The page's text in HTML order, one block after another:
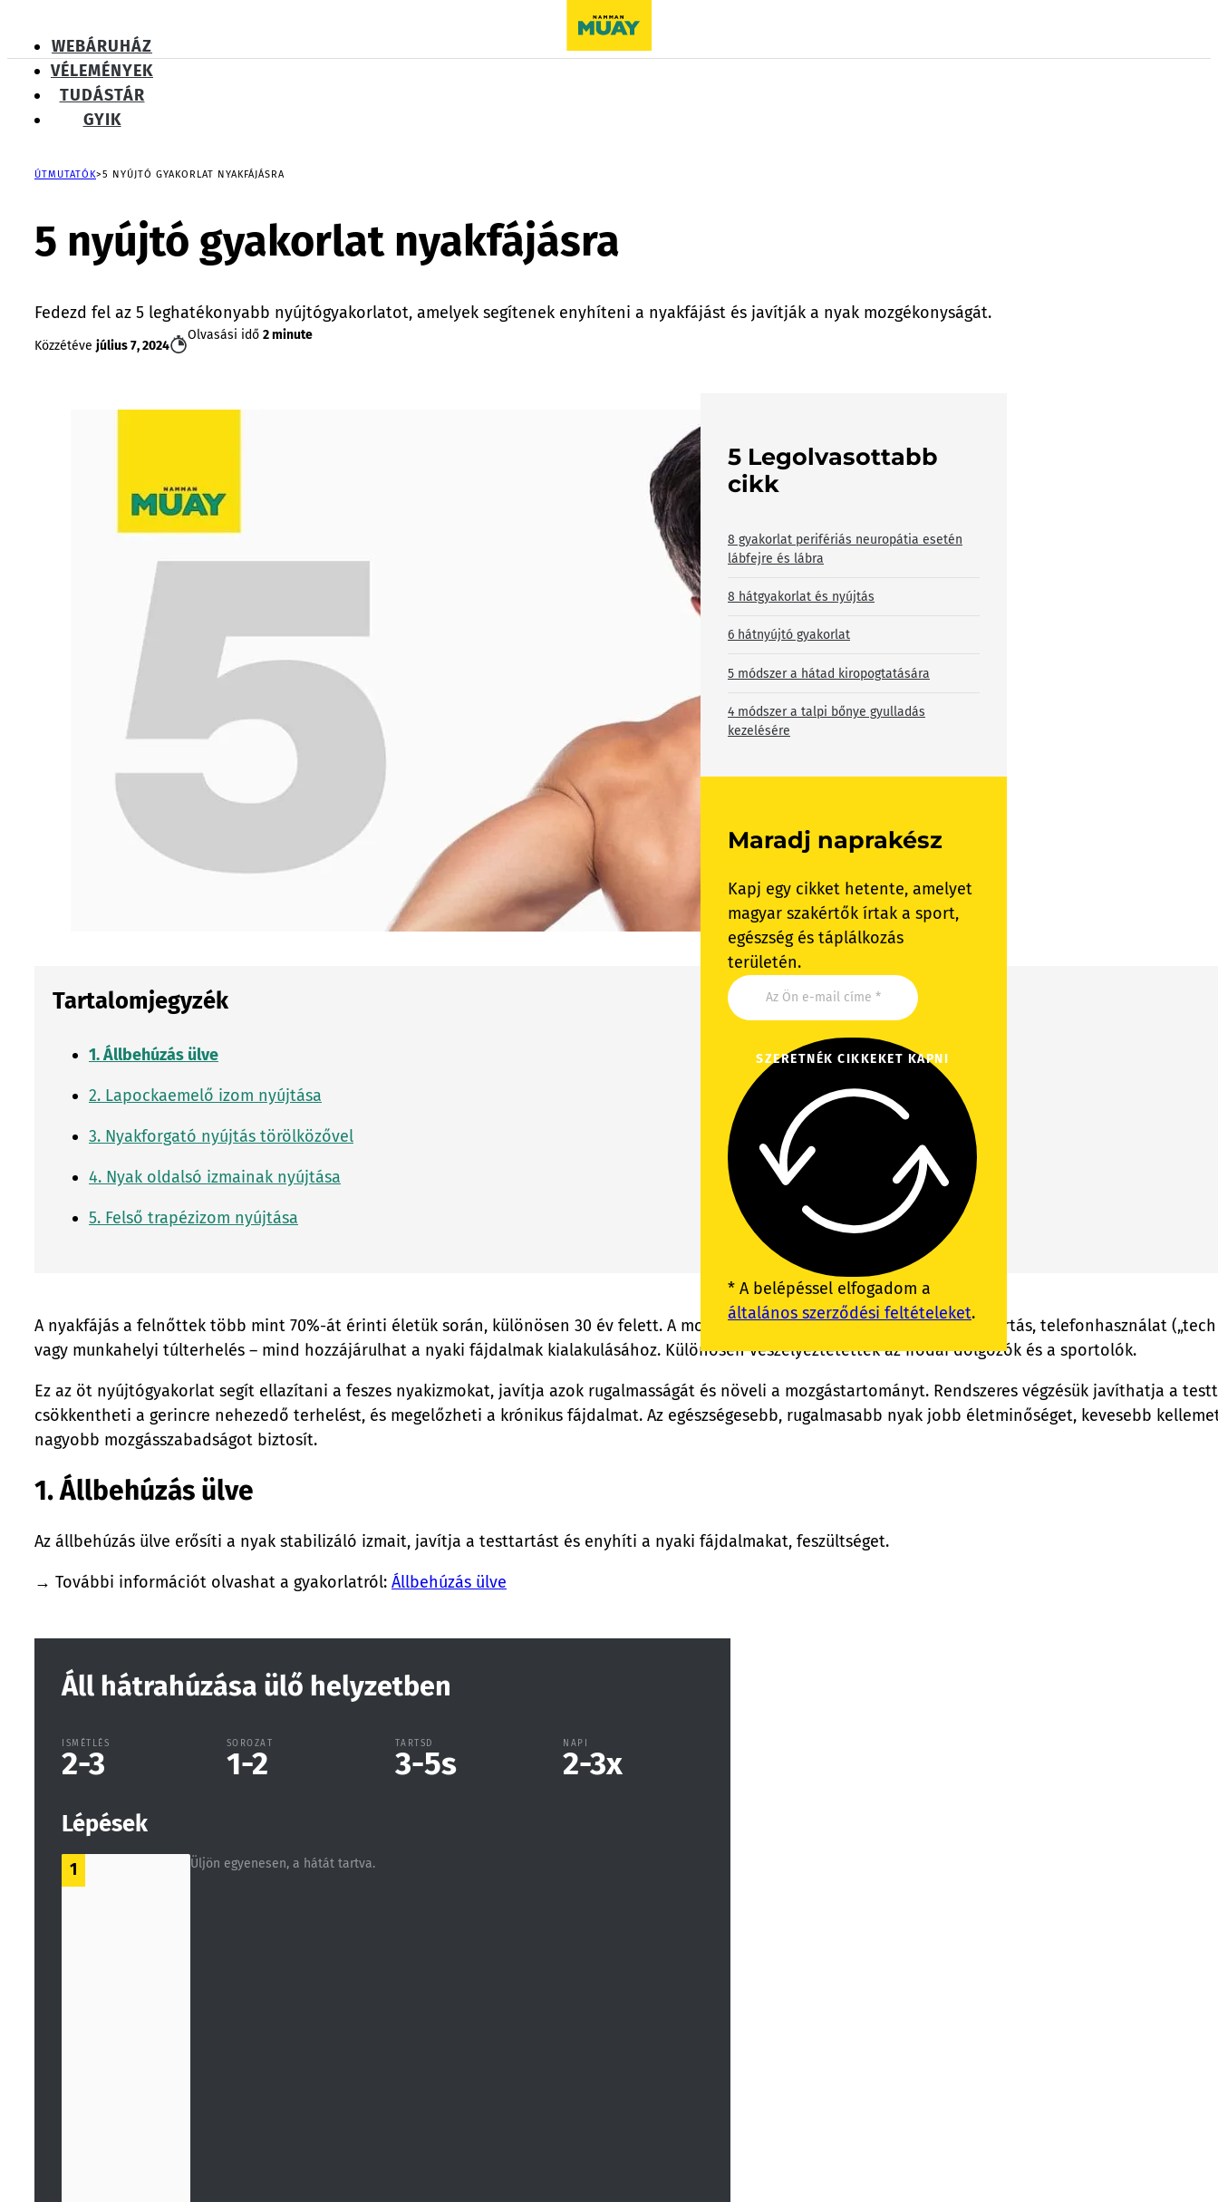
WEBÁRUHÁZ
VÉLEMÉNYEK
TUDÁSTÁR
GYIK
ÚTMUTATÓK 5 NYÚJTÓ GYAKORLAT NYAKFÁJÁSRA
5 nyújtó gyakorlat nyakfájásra
Fedezd fel az 5 leghatékonyabb nyújtógyakorlatot, amelyek segítenek enyhíteni a nyakfájást és javítják a nyak mozgékonyságát.
Közzétéve július 7, 2024
Olvasási idő 2 minute
Tartalomjegyzék
1. Állbehúzás ülve
2. Lapockaemelő izom nyújtása
3. Nyakforgató nyújtás törölközővel
4. Nyak oldalsó izmainak nyújtása
5. Felső trapézizom nyújtása
A nyakfájás a felnőttek több mint 70%-át érinti életük során, különösen 30 év felett. A modern életmód – hosszú ülés, rossz testtartás, telefonhasználat
vagy munkahelyi túlterhelés – mind hozzájárulhat a nyaki fájdalmak kialakulásához. Különösen veszélyeztetettek az irodai dolgozók és a sportolók.
Ez az öt nyújtógyakorlat segít ellazítani a feszes nyakizmokat, javítja azok rugalmasságát és növeli a mozgástartományt. Rendszeres végzésük javíthatja a
csökkentheti a gerincre nehezedő terhelést, és megelőzheti a krónikus fájdalmat. Az egészségesebb, rugalmasabb nyak jobb életminőséget, kevesebb
nagyobb mozgásszabadságot biztosít.
1. Állbehúzás ülve
Az állbehúzás ülve erősíti a nyak stabilizáló izmait, javítja a testtartást és enyhíti a nyaki fájdalmakat, feszültséget.
→ További információt olvashat a gyakorlatról: Állbehúzás ülve
Áll hátrahúzása ülő helyzetben
ISMÉTLÉS
2-3
SOROZAT
1-2
TARTSD
3-5s
NAPI
2-3x
Lépések
1 Üljön egyenesen, a hátát tartva.
5 Legolvasottabb
cikk
8 gyakorlat perifériás neuropátia esetén
lábfejre és lábra
8 hátgyakorlat és nyújtás
6 hátnyújtó gyakorlat
5 módszer a hátad kiropogtatására
4 módszer a talpi bőnye gyulladás
kezelésére
Maradj naprakész
Kapj egy cikket hetente, amelyet
magyar szakértők írtak a sport,
egészség és táplálkozás
területén.
SZERETNÉK CIKKEKET KAPNI
* A belépéssel elfogadom a
általános szerződési feltételeket.